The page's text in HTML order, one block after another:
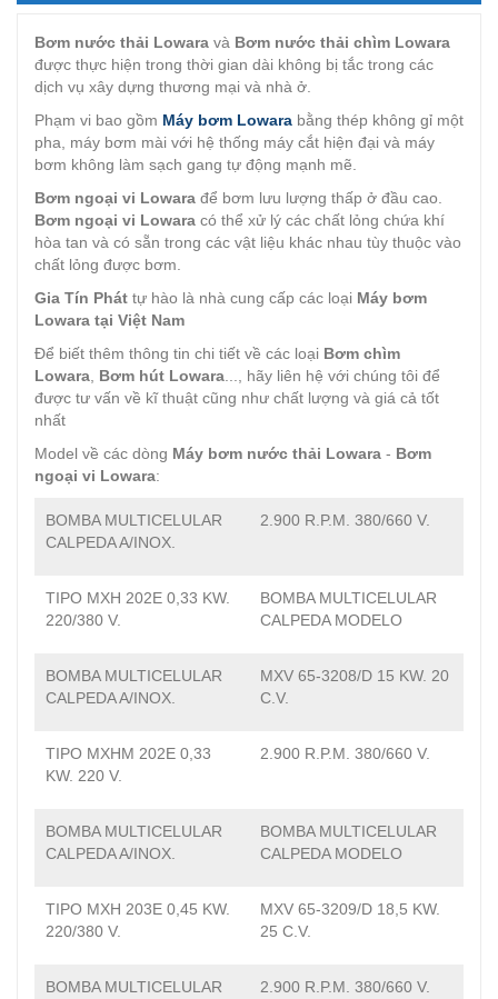
Bơm nước thải Lowara và Bơm nước thải chìm Lowara
được thực hiện trong thời gian dài không bị tắc trong các
dịch vụ xây dựng thương mại và nhà ở.
Phạm vi bao gồm Máy bơm Lowara bằng thép không gỉ một
pha, máy bơm mài với hệ thống máy cắt hiện đại và máy
bơm không làm sạch gang tự động mạnh mẽ.
Bơm ngoại vi Lowara để bơm lưu lượng thấp ở đầu cao.
Bơm ngoại vi Lowara có thể xử lý các chất lỏng chứa khí
hòa tan và có sẵn trong các vật liệu khác nhau tùy thuộc vào
chất lỏng được bơm.
Gia Tín Phát tự hào là nhà cung cấp các loại Máy bơm
Lowara tại Việt Nam
Để biết thêm thông tin chi tiết về các loại Bơm chìm
Lowara Bơm hút Lowara ..., hãy liên hệ với chúng tôi để
được tư vấn về kĩ thuật cũng như chất lượng và giá cả tốt
nhất
Model về các dòng Máy bơm nước thải Lowara - Bơm
ngoại vi Lowara:
BOMBA MULTICELULAR
CALPEDA A/INOX.
2.900 R.P.M. 380/660 V.
TIPO MXH 202E 0,33 KW.
220/380 V.
BOMBA MULTICELULAR
CALPEDA MODELO
BOMBA MULTICELULAR
CALPEDA A/INOX.
MXV 65-3208/D 15 KW. 20
C.V.
TIPO MXHM 202E 0,33
KW. 220 V.
2.900 R.P.M. 380/660 V.
BOMBA MULTICELULAR
CALPEDA A/INOX.
BOMBA MULTICELULAR
CALPEDA MODELO
TIPO MXH 203E 0,45 KW.
220/380 V.
MXV 65-3209/D 18,5 KW.
25 C.V.
BOMBA MULTICELULAR
2.900 R.P.M. 380/660 V.